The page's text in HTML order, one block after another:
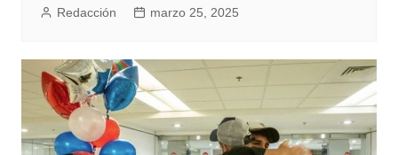
Redacción marzo 25, 2025